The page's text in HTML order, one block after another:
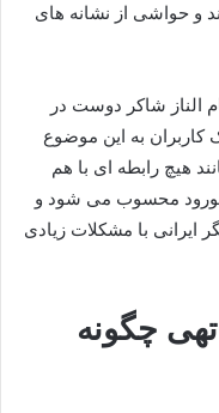
و حواشی از نشانه های
الناز شاکر دوست در
به این موضوع
هیچ رابطه ای با هم
محسوب می شود و
ایرانی با مشکلات زیادی
چگونه